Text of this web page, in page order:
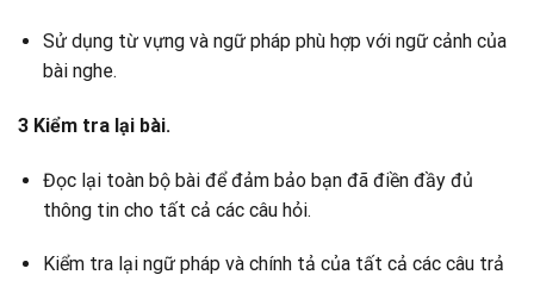
Sử dụng từ vựng và ngữ pháp phù hợp với ngữ cảnh của
bài nghe.
3 Kiểm tra lại bài.
Đọc lại toàn bộ bài để đảm bảo bạn đã điền đầy đủ
thông tin cho tất cả các câu hỏi.
Kiểm tra lại ngữ pháp và chính tả của tất cả các câu trả